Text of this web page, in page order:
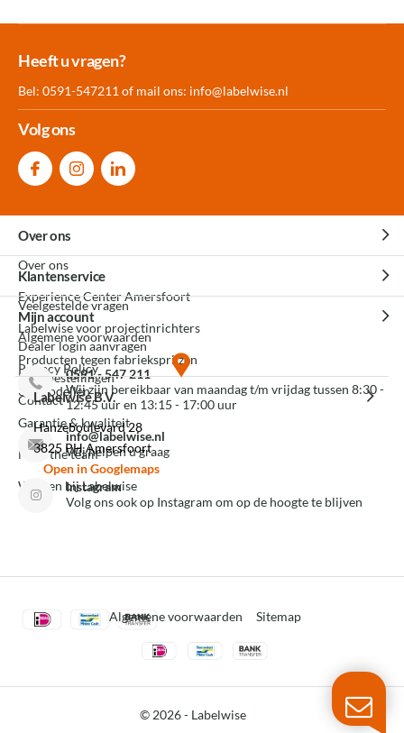
Meer dan 30.000
Heeft u vragen?
Bel: 0591-547211 of mail ons: info@labelwise.nl
Volg ons
Over ons
Over ons
Experience Center Amersfoort
Labelwise voor projectinrichters
Producten tegen fabrieksprijzen
3D modellen
Garantie & kwaliteit
Meet the team
Werken bij Labelwise
Klantenservice
Veelgestelde vragen
Algemene voorwaarden
Privacy Policy
Contact
Mijn account
Dealer login aanvragen
Mijn bestellingen
0591 - 547 211
Wij zijn bereikbaar van maandag t/m vrijdag tussen 8:30 -
12:45 uur en 13:15 - 17:00 uur
info@labelwise.nl
Wij helpen u graag
Instagram
Volg ons ook op Instagram om op de hoogte te blijven
Labelwise B.V.
Hanzeboulevard 28
3825 PH Amersfoort
Open in Googlemaps
© 2026 - Labelwise
Algemene voorwaarden Sitemap